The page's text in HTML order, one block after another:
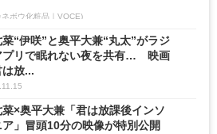
ネボウ化粧品｜VOCE)
“伊咲”と奥平大兼“丸太”がラジ
プリで眠れない夜を共有… 映画
は放...
菜×奥平大兼「君は放課後インソ
ア」冒頭10分の映像が特別公開